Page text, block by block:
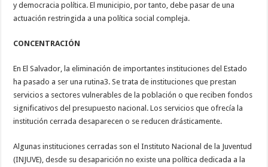
y democracia política. El municipio, por tanto, debe pasar de una
actuación restringida a una política social compleja.
CONCENTRACIÓN
En El Salvador, la eliminación de importantes instituciones del Estado
ha pasado a ser una rutina3. Se trata de instituciones que prestan
servicios a sectores vulnerables de la población o que reciben fondos
significativos del presupuesto nacional. Los servicios que ofrecía la
institución cerrada desaparecen o se reducen drásticamente.
Algunas instituciones cerradas son el Instituto Nacional de la Juventud
(INJUVE), desde su desaparición no existe una política dedicada a la